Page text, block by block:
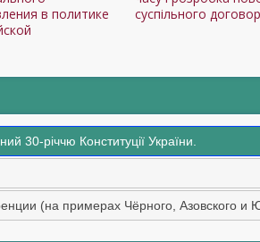
в политике
суспільного
30-річчю Конституції України.
(на примерах Чёрного, Азовского и